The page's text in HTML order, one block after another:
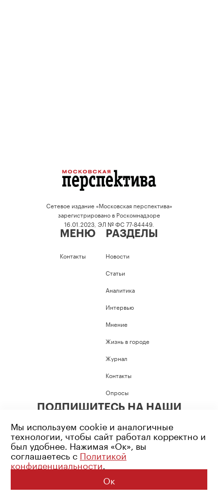
Сетевое издание «Московская перспектива»
зарегистрировано в Роскомнадзоре
16.01.2023, ЭЛ № ФС 77-84449.
МЕНЮ
Контакты
РАЗДЕЛЫ
Новости
Статьи
Аналитика
Интервью
Мнение
Жизнь в городе
Журнал
Контакты
Опросы
ПОДПИШИТЕСЬ НА НАШИ
Возрастное ограничение: 16+
Политика конфиденциальности
© 2026 Все права защищены
Мы используем cookie и аналогичные
технологии, чтобы сайт работал корректно и
был удобнее. Нажимая «Ок», вы
соглашаетесь с Политикой
конфиденциальности.
Ок